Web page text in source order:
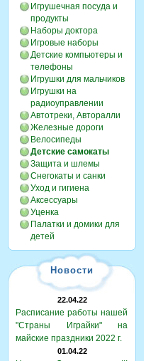
Игрушечная посуда и
продукты
Наборы доктора
Игровые наборы
Детские компьютеры и
телефоны
Игрушки для мальчиков
Игрушки на
радиоуправлении
Автотреки, Авторалли
Железные дороги
Велосипеды
Детские самокаты
Защита и шлемы
Снегокаты и санки
Уход и гигиена
Аксессуары
Уценка
Палатки и домики для
детей
Новости
22.04.22
Расписание работы нашей
"Страны Играйки" на
майские праздники 2022 г.
01.04.22